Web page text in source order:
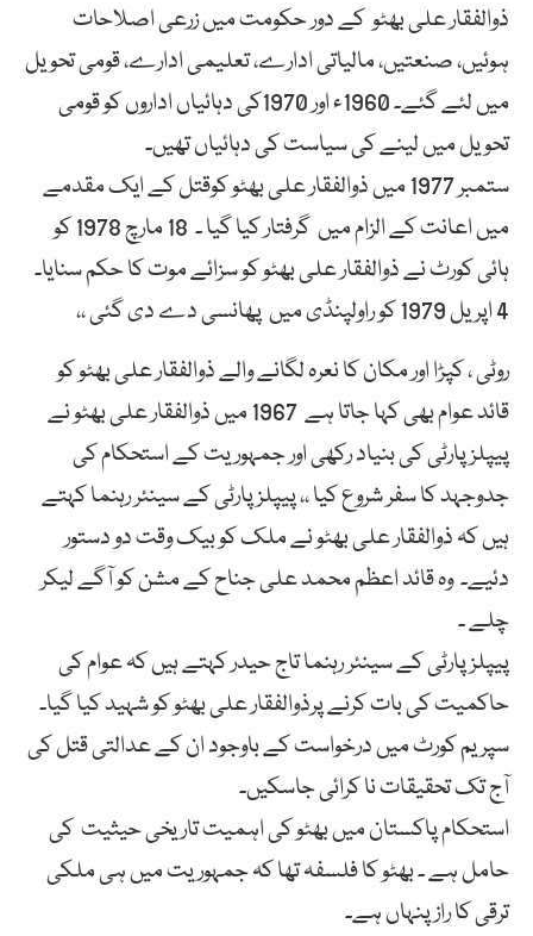
ذوالفقار علی بھٹو کے دور حکومت میں زرعی اصلاحات
ہوئیں، صنعتیں، مالیاتی ادارے، تعلیمی ادارے، قومی تحویل
میں لئے گئے۔ 1960ء اور 1970کی دہائیاں اداروں کو قومی
تحویل میں لینے کی سیاست کی دہائیاں تھیں۔
ستمبر 1977 میں ذوالفقار علی بھٹو کوقتل کے ایک مقدمے
میں اعانت کے الزام میں گرفتار کیا گیا ۔ 18 مارچ 1978 کو
ہائی کورٹ نے ذوالفقار علی بھٹو کو سزائے موت کا حکم سنایا۔
4 اپریل 1979 کو راولپنڈی میں پھانسی دے دی گئی ،،
روٹی ، کپڑا اور مکان کا نعرہ لگانے والے ذوالفقار علی بھٹو کو
قائد عوام بھی کہا جاتا ہے 1967 میں ذوالفقار علی بھٹو نے
پیپلزپارٹی کی بنیاد رکھی اور جمہوریت کے استحکام کی
جدوجہد کا سفر شروع کیا ،، پیپلزپارٹی کے سینئر رہنما کہتے
ہیں کہ ذوالفقار علی بھٹو نے ملک کو بیک وقت دو دستور
دئیے۔ وہ قائد اعظم محمد علی جناح کے مشن کو آگے لیکر
چلے ۔
پیپلزپارٹی کے سینئر رہنما تاج حیدر کہتے ہیں کہ عوام کی
حاکمیت کی بات کرنے پرذوالفقار علی بھٹو کو شہید کیا گیا۔
سپریم کورٹ میں درخواست کے باوجود ان کے عدالتی قتل کی
آج تک تحقیقات نا کرائی جاسکیں۔
استحکام پاکستان میں بھٹو کی اہمیت تاریخی حیثیت کی
حامل ہے ۔ بھٹو کا فلسفہ تھا کہ جمہوریت میں ہی ملکی
ترقی کا راز پنہاں ہے۔